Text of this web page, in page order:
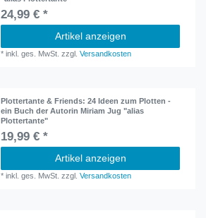
24,99 € *
Artikel anzeigen
*inkl. ges. MwSt. zzgl.Versandkosten
Plottertante & Friends: 24 Ideen zum Plotten -
ein Buch der Autorin Miriam Jug "alias
Plottertante"
19,99 € *
Artikel anzeigen
*inkl. ges. MwSt. zzgl.Versandkosten